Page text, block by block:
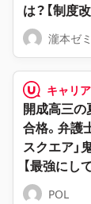
は？【制度
瀧本ゼ
キャリア
開成高三
合格。弁護
スクエア」
【最強にし
POL